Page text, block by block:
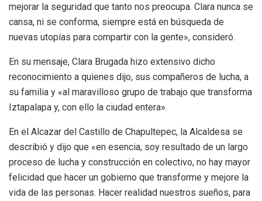
mejorar la seguridad que tanto nos preocupa. Clara nunca se
cansa, ni se conforma, siempre está en búsqueda de
nuevas utopías para compartir con la gente», consideró.
En su mensaje, Clara Brugada hizo extensivo dicho
reconocimiento a quienes dijo, sus compañeros de lucha, a
su familia y «al maravilloso grupo de trabajo que transforma
Iztapalapa y, con ello la ciudad entera».
En el Alcazar del Castillo de Chapultepec, la Alcaldesa se
describió y dijo que «en esencia, soy resultado de un largo
proceso de lucha y construcción en colectivo, no hay mayor
felicidad que hacer un gobierno que transforme y mejore la
vida de las personas. Hacer realidad nuestros sueños, para